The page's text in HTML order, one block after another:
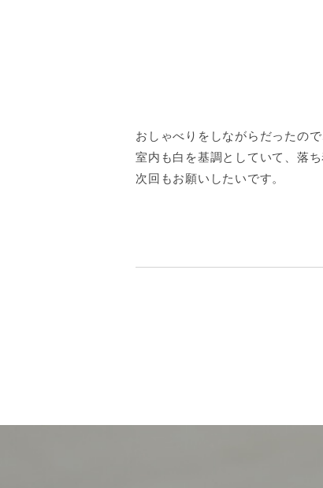
おしゃべりをしながらだったの
室内も白を基調としていて、落ち
次回もお願いしたいです。